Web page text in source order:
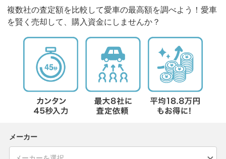
複数社の査定額を比較して愛車の最高額を調べよう！愛車
を賢く売却して、購入資金にしませんか？
メーカー